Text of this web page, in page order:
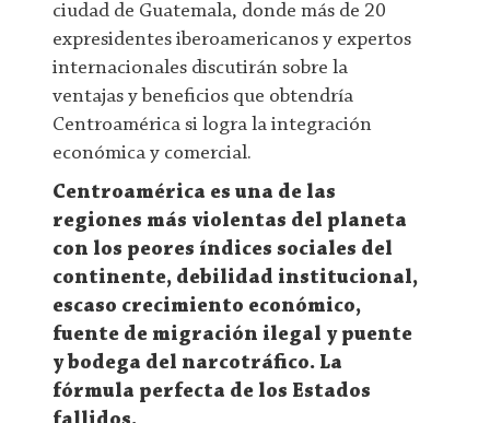
ciudad de Guatemala, donde más de 20
expresidentes iberoamericanos y expertos
internacionales discutirán sobre la
ventajas y beneficios que obtendría
Centroamérica si logra la integración
económica y comercial.
Centroamérica es una de las
regiones más violentas del planeta
con los peores índices sociales del
continente, debilidad institucional,
escaso crecimiento económico,
fuente de migración ilegal y puente
y bodega del narcotráfico. La
fórmula perfecta de los Estados